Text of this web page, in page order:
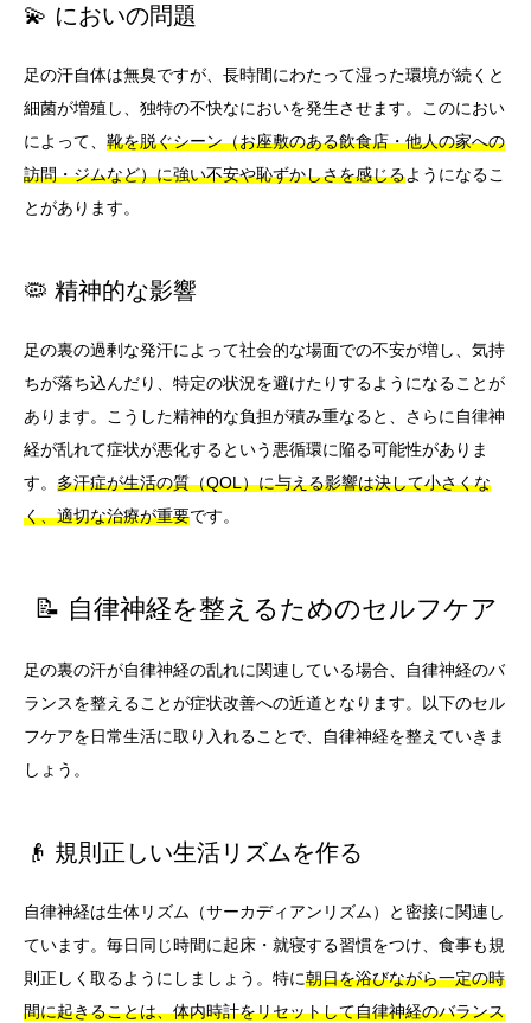
💫 においの問題
足の汗自体は無臭ですが、長時間にわたって湿った環境が続くと
細菌が増殖し、独特の不快なにおいを発生させます。このにおい
によって、 靴を脱ぐシーン（お座敷のある飲食店・他人の家への
訪問・ジムなど）に強い不安や恥ずかしさを感じるようになるこ
とがあります。
🦠 精神的な影響
足の裏の過剰な発汗によって社会的な場面での不安が増し、気持
ちが落ち込んだり、特定の状況を避けたりするようになることが
あります。こうした精神的な負担が積み重なると、さらに自律神
経が乱れて症状が悪化するという悪循環に陥る可能性がありま
す。 多汗症が生活の質（QOL）に与える影響は決して小さくな
く、適切な治療が重要です。
📝 自律神経を整えるためのセルフケア
足の裏の汗が自律神経の乱れに関連している場合、自律神経のバ
ランスを整えることが症状改善への近道となります。以下のセル
フケアを日常生活に取り入れることで、自律神経を整えていきま
しょう。
👴 規則正しい生活リズムを作る
自律神経は生体リズム（サーカディアンリズム）と密接に関連し
ています。毎日同じ時間に起床・就寝する習慣をつけ、食事も規
則正しく取るようにしましょう。特に朝日を浴びながら一定の時
間に起きることは、体内時計をリセットして自律神経のバランス